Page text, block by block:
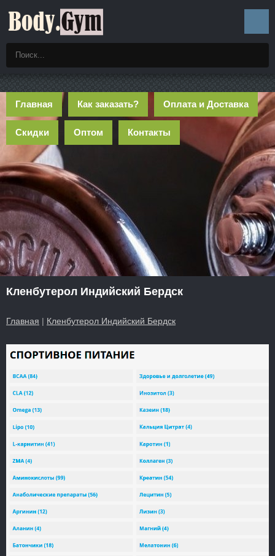
Главная Как заказать? Оплата и Доставка
Скидки Оптом Контакты
Кленбутерол Индийский Бердск
Главная | Кленбутерол Индийский Бердск